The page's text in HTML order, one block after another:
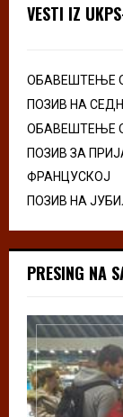
VESTI IZ
ОБАВЕШТЕЊЕ
ПОЗИВ НА
ОБАВЕШТЕЊЕ
ПОЗИВ ЗА
ФРАНЦУСКОЈ
ПОЗИВ НА
PRESING NA